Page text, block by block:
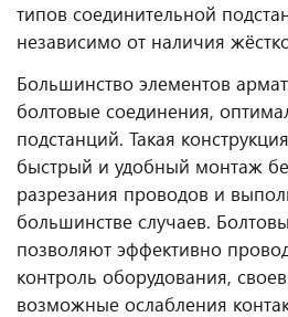
типов соединительной
независимо от наличия
Большинство элементов
болтовые соединения,
подстанций. Такая
быстрый и удобный монтаж
разрезания проводов и
большинстве случаев.
позволяют эффективно
контроль оборудования,
возможные ослабления